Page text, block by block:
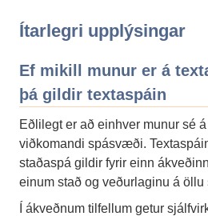
Ítarlegri upplýsingar
Ef mikill munur er á
þá gildir textaspáin
Eðlilegt er að einhver munur sé
viðkomandi spásvæði.
staðaspá gildir fyrir einn
einum stað og veðurlaginu á
Í ákveðnum tilfellum getur